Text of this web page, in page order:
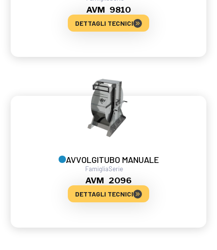
AVM 9810
DETTAGLI TECNICI
AVVOLGITUBO MANUALE
Famiglia
AVM
Serie
2096
DETTAGLI TECNICI